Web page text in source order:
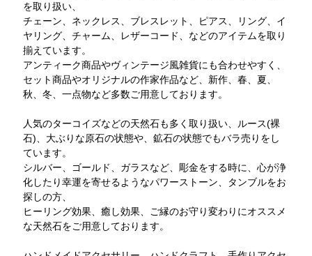
を取り扱い、
チェーン、ネックレス、ブレスレット、ピアス、リング、イ
ヤリング、チャーム、レザーコード、などのアイテムを取り
揃えています。
アンティーク商品やヴィンテージ風雑貨にも合わせやすく、
セット商品やオリジナルの作家作品など、新作、春、夏、
秋、冬、一点物など多数ご用意しております。
人気のターコイズなどの天然石も多く取り扱い、ルース(裸
石)、大ぶりな原石の状態や、鉱石の状態でもバラ売りをし
ています。
シルバー、ゴールド、ガラスなど、彫金をする時に、心が浄
化したり幸運を寄せるようなパワーストーン、タンブルをお
探しの方、
ヒーリング効果、癒し効果、ご縁のお守り変わりにオススメ
な天然石をご用意しております。